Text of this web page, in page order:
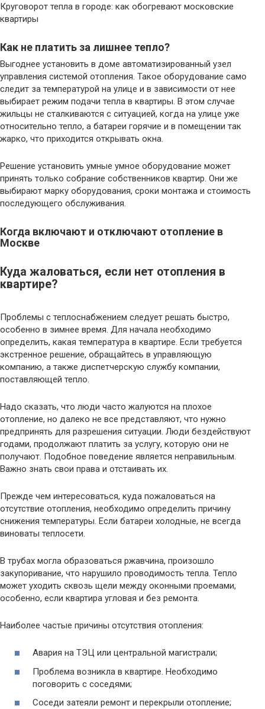
Круговорот тепла в городе: как обогревают московские
квартиры
Как не платить за лишнее тепло?
Выгоднее установить в доме автоматизированный узел
управления системой отопления. Такое оборудование само
следит за температурой на улице и в зависимости от нее
выбирает режим подачи тепла в квартиры. В этом случае
жильцы не сталкиваются с ситуацией, когда на улице уже
относительно тепло, а батареи горячие и в помещении так
жарко, что приходится открывать окна.
Решение установить умные умное оборудование может
принять только собрание собственников квартир. Они же
выбирают марку оборудования, сроки монтажа и стоимость
последующего обслуживания.
Когда включают и отключают отопление в
Москве
Куда жаловаться, если нет отопления в
квартире?
Проблемы с теплоснабжением следует решать быстро,
особенно в зимнее время. Для начала необходимо
определить, какая температура в квартире. Если требуется
экстренное решение, обращайтесь в управляющую
компанию, а также диспетчерскую службу компании,
поставляющей тепло.
Надо сказать, что люди часто жалуются на плохое
отопление, но далеко не все представляют, что нужно
предпринять для разрешения ситуации. Люди бездействуют
годами, продолжают платить за услугу, которую они не
получают. Подобное поведение является неправильным.
Важно знать свои права и отстаивать их.
Прежде чем интересоваться, куда пожаловаться на
отсутствие отопления, необходимо определить причину
снижения температуры. Если батареи холодные, не всегда
виноваты теплосети.
В трубах могла образоваться ржавчина, произошло
закупоривание, что нарушило проводимость тепла. Тепло
может уходить сквозь щели между оконными проемами,
особенно, если квартира угловая и без ремонта.
Наиболее частые причины отсутствия отопления:
Авария на ТЭЦ или центральной магистрали;
Проблема возникла в квартире. Необходимо
поговорить с соседями;
Соседи затеяли ремонт и перекрыли отопление;